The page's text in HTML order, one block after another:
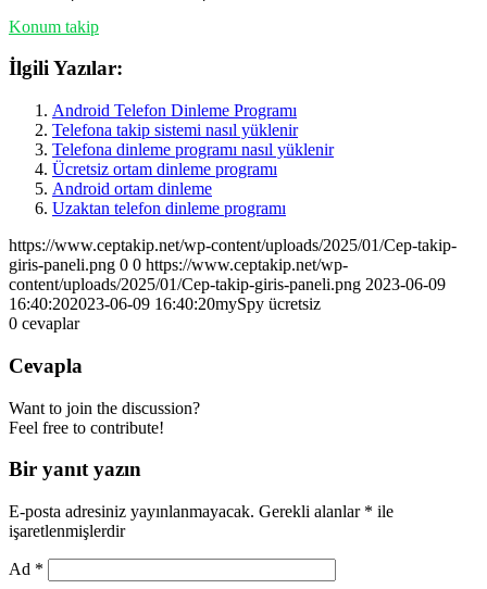
Konum takip
İlgili Yazılar:
Android Telefon Dinleme Programı
Telefona takip sistemi nasıl yüklenir
Telefona dinleme programı nasıl yüklenir
Ücretsiz ortam dinleme programı
Android ortam dinleme
Uzaktan telefon dinleme programı
https://www.ceptakip.net/wp-content/uploads/2025/01/Cep-takip-
giris-paneli.png 0 0 https://www.ceptakip.net/wp-
content/uploads/2025/01/Cep-takip-giris-paneli.png 2023-06-09
16:40:202023-06-09 16:40:20mySpy ücretsiz
0 cevaplar
Cevapla
Want to join the discussion?
Feel free to contribute!
Bir yanıt yazın
E-posta adresiniz yayınlanmayacak. Gerekli alanlar * ile
işaretlenmişlerdir
Ad *